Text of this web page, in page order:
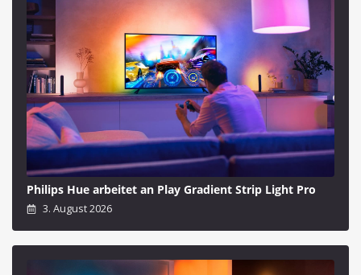
Philips Hue arbeitet an Play Gradient Strip Light Pro
3. August 2026